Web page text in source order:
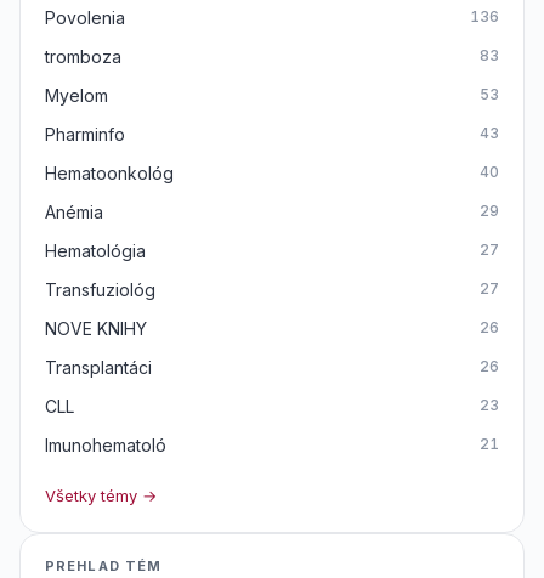
Povolenia 136
tromboza 83
Myelom 53
Pharminfo 43
Hematoonkológ 40
Anémia 29
Hematológia 27
Transfuziológ 27
NOVE KNIHY 26
Transplantáci 26
CLL 23
Imunohematoló 21
Všetky témy →
PREHLAD TÉM